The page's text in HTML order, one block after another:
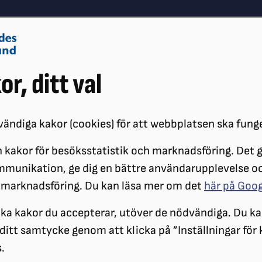
ditt val
kakor (cookies) för att webbplatsen ska
kakor för besöksstatistik och marknadsföring. Det
ge dig en bättre användarupplevelse
Du kan läsa mer om det här på
kakor du accepterar, utöver de nödvändiga. Du
samtycke genom att klicka på ”Inställningar för
Påverkansarbete
FÖR PRIVATA GÅVOR
Skattereduktion
privatpersoner